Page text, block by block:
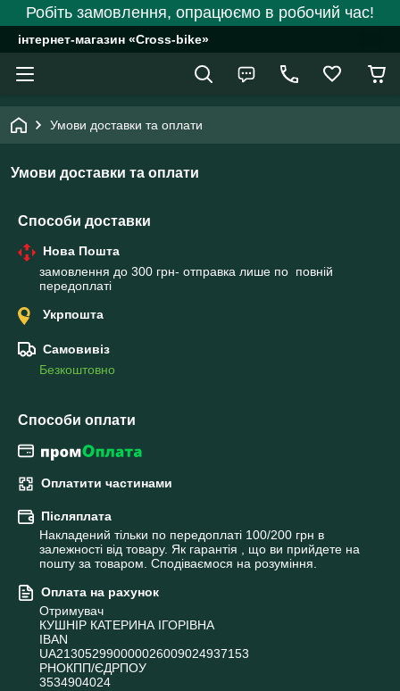
Робіть замовлення, опрацюємо в робочий час!
інтернет-магазин «Cross-bike»
Умови доставки та оплати
Умови доставки та оплати
Способи доставки
Нова Пошта
замовлення до 300 грн- отправка лише по  повній
передоплаті
Укрпошта
Самовивіз
Безкоштовно
Способи оплати
Оплатити частинами
Післяплата
Накладений тільки по передоплаті 100/200 грн в
залежності від товару. Як гарантія , що ви прийдете на
пошту за товаром. Сподіваємося на розуміння.
Оплата на рахунок
Отримувач
КУШНІР КАТЕРИНА ІГОРІВНА
IBAN
UA213052990000026009024937153
РНОКПП/ЄДРПОУ
3534904024